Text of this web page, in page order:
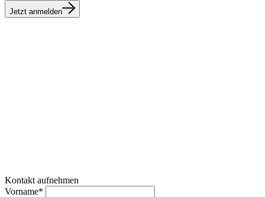
Jetzt anmelden
Kontakt aufnehmen
Vorname*